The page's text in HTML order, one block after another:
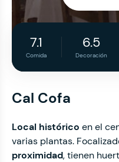
7.1
Comida
6.5
Decoración
Cal Cofa
Local histórico en el
varias plantas.
proximidad, tienen